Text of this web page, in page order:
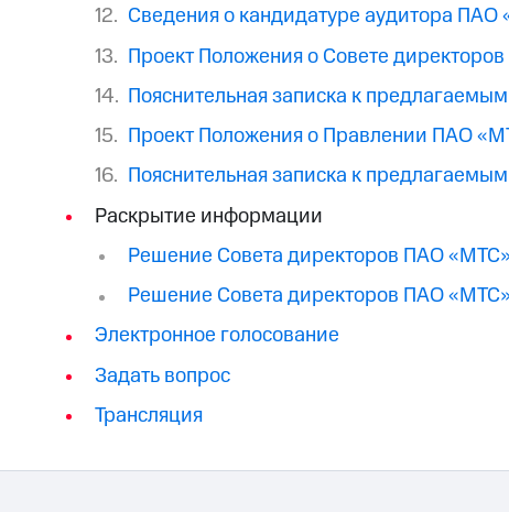
Сведения о кандидатуре аудитора
Проект Положения о Совете
Пояснительная записка к
Проект Положения о Правлении ПАО
Пояснительная записка к
Раскрытие информации
Решение Совета директоров ПАО
Решение Совета директоров ПАО
Электронное голосование
Задать вопрос
Трансляция